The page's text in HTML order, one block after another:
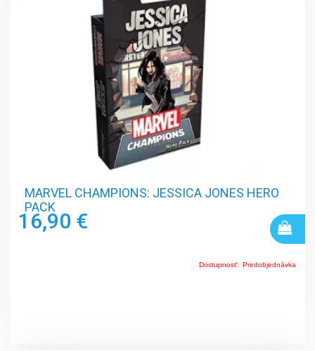
MARVEL CHAMPIONS: JESSICA JONES HERO
PACK
16,90 €
Dostupnosť: Predobjednávka